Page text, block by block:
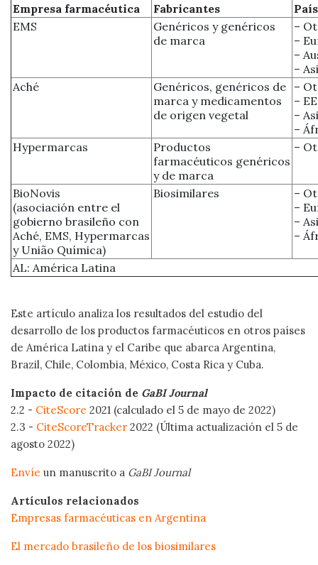
Empresa farmacéutica
Fabricantes
EMS
Genéricos y genéricos
de marca
–
–
–
–
Aché
Genéricos, genéricos de
marca y medicamentos
de origen vegetal
–
–
–
–
Hypermarcas
Productos
farmacéuticos genéricos
y de marca
–
BioNovis
(asociación entre el
gobierno brasileño con
Aché, EMS, Hypermarcas
y União Química)
Biosimilares
–
–
–
–
AL: América Latina
Este artículo analiza los resultados del estudio del
desarrollo de los productos farmacéuticos en otros países
de América Latina y el Caribe que abarca Argentina,
Brazil, Chile, Colombia, México, Costa Rica y Cuba.
Impacto de citación de GaBI Journal
2.2 - CiteScore 2021 (calculado el 5 de mayo de 2022)
2.3 - CiteScoreTracker 2022 (Última actualización el 5 de
agosto 2022)
Envíe un manuscrito a GaBI Journal
Artículos relacionados
Empresas farmacéuticas en Argentina
El mercado brasileño de los biosimilares